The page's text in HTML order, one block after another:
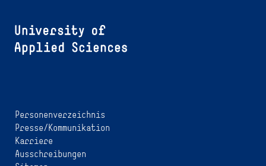
Personenverzeichnis
Presse/Kommunikation
Karriere
Ausschreibungen